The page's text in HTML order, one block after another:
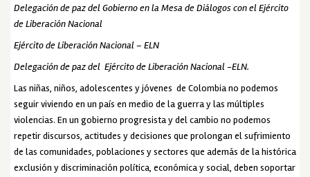
Delegación de paz del Gobierno en la Mesa de Diálogos con el Ejército
de Liberación Nacional
Ejército de Liberación Nacional – ELN
Delegación de paz del Ejército de Liberación Nacional -ELN.
Las niñas, niños, adolescentes y jóvenes de Colombia no podemos
seguir viviendo en un país en medio de la guerra y las múltiples
violencias. En un gobierno progresista y del cambio no podemos
repetir discursos, actitudes y decisiones que prolongan el sufrimiento
de las comunidades, poblaciones y sectores que además de la histórica
exclusión y discriminación política, económica y social, deben soportar